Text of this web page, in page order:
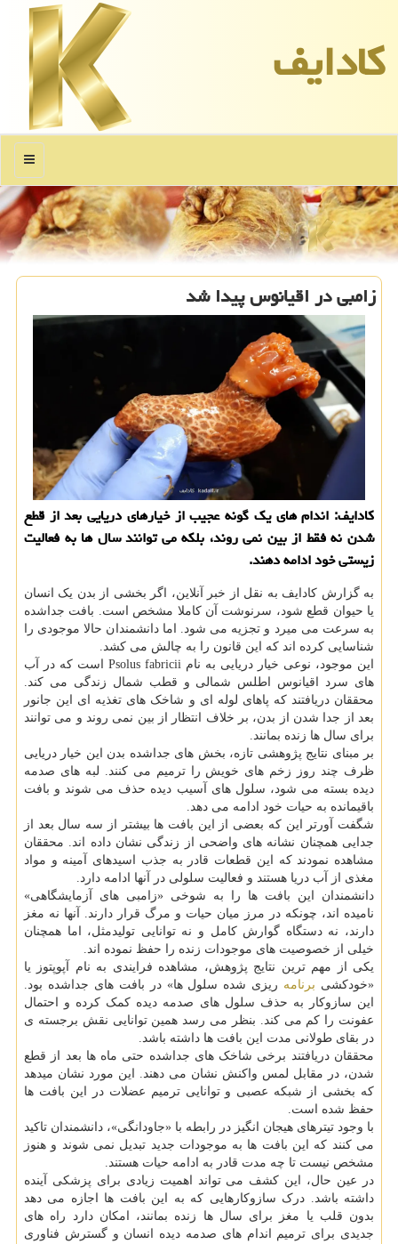
كادایف
منو
زامبی در اقیانوس پیدا شد
کادایف: اندام های یک گونه عجیب از خیارهای دریایی بعد از قطع
شدن نه فقط از بین نمی روند، بلکه می توانند سال ها به فعالیت
زیستی خود ادامه دهند.
به گزارش کادایف به نقل از خبر آنلاین، اگر بخشی از بدن یک انسان
یا حیوان قطع شود، سرنوشت آن کاملا مشخص است. بافت جداشده
به سرعت می میرد و تجزیه می شود. اما دانشمندان حالا موجودی را
شناسایی کرده اند که این قانون را به چالش می کشد.
این موجود، نوعی خیار دریایی به نام Psolus fabricii است که در آب
های سرد اقیانوس اطلس شمالی و قطب شمال زندگی می کند.
محققان دریافتند که پاهای لوله ای و شاخک های تغذیه ای این جانور
بعد از جدا شدن از بدن، بر خلاف انتظار از بین نمی روند و می توانند
برای سال ها زنده بمانند.
بر مبنای نتایج پژوهشی تازه، بخش های جداشده بدن این خیار دریایی
ظرف چند روز زخم های خویش را ترمیم می کنند. لبه های صدمه
دیده بسته می شود، سلول های آسیب دیده حذف می شوند و بافت
باقیمانده به حیات خود ادامه می دهد.
شگفت آورتر این که بعضی از این بافت ها بیشتر از سه سال بعد از
جدایی همچنان نشانه های واضحی از زندگی نشان داده اند. محققان
مشاهده نمودند که این قطعات قادر به جذب اسیدهای آمینه و مواد
مغذی از آب دریا هستند و فعالیت سلولی در آنها ادامه دارد.
دانشمندان این بافت ها را به شوخی «زامبی های آزمایشگاهی»
نامیده اند، چونکه در مرز میان حیات و مرگ قرار دارند. آنها نه مغز
دارند، نه دستگاه گوارش کامل و نه توانایی تولیدمثل، اما همچنان
خیلی از خصوصیت های موجودات زنده را حفظ نموده اند.
یکی از مهم ترین نتایج پژوهش، مشاهده فرایندی به نام آپوپتوز یا
«خودکشی برنامه ریزی شده سلول ها» در بافت های جداشده بود.
این سازوکار به حذف سلول های صدمه دیده کمک کرده و احتمال
عفونت را کم می کند. بنظر می رسد همین توانایی نقش برجسته ی
در بقای طولانی مدت این بافت ها داشته باشد.
محققان دریافتند برخی شاخک های جداشده حتی ماه ها بعد از قطع
شدن، در مقابل لمس واکنش نشان می دهند. این مورد نشان میدهد
که بخشی از شبکه عصبی و توانایی ترمیم عضلات در این بافت ها
حفظ شده است.
با وجود تیترهای هیجان انگیز در رابطه با «جاودانگی»، دانشمندان تاکید
می کنند که این بافت ها به موجودات جدید تبدیل نمی شوند و هنوز
مشخص نیست تا چه مدت قادر به ادامه حیات هستند.
در عین حال، این کشف می تواند اهمیت زیادی برای پزشکی آینده
داشته باشد. درک سازوکارهایی که به این بافت ها اجازه می دهد
بدون قلب یا مغز برای سال ها زنده بمانند، امکان دارد راه های
جدیدی برای ترمیم اندام های صدمه دیده انسان و گسترش فناوری